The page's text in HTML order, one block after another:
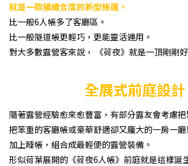
就是一款穠纖合度的新型帳篷。
比一般6人帳多了客廳區。
比一般隧道帳更輕巧，更能靈活運用。
對大多數露營客來說， 《荷夜》就是一頂剛剛
全展式前庭設計
隨著露營經驗愈來愈豐富，有部分露友會考慮把
把笨重的客廳帳或豪華舒適卻又龐大的一房一
加上睡帳，組合成最輕便的露營裝備。
形似荷葉展開的《荷夜6人帳》前庭就是這樣誕